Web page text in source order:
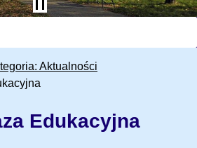
Aktualności
Edukacyjna